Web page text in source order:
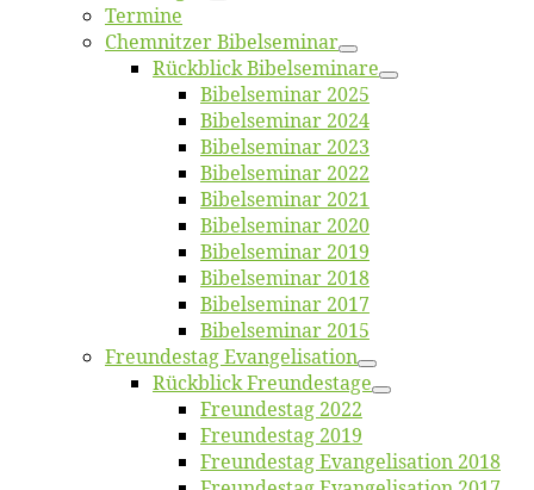
Ter­mi­ne
Chemnit­zer Bibelseminar
Rück­blick Bibelseminare
Bi­bel­se­mi­nar 2025
Bi­bel­se­mi­nar 2024
Bi­bel­se­mi­nar 2023
Bi­bel­se­mi­nar 2022
Bi­bel­se­mi­nar 2021
Bi­bel­se­mi­nar 2020
Bi­bel­se­mi­nar 2019
Bi­bel­se­mi­nar 2018
Bibelsemi­nar 2017
Bibelsemi­nar 2015
Freun­des­tag Evangelisation
Rück­blick Freundestage
Freun­des­tag 2022
Freun­des­tag 2019
Freun­des­tag Evan­ge­li­sa­ti­on 2018